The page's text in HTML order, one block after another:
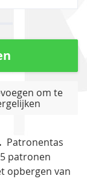
om te
Patronentas
patronen
opbergen van